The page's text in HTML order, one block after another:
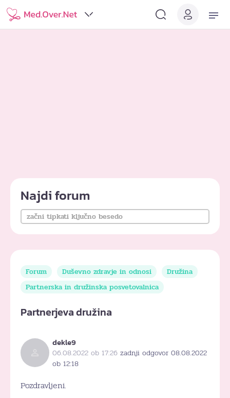
Najdi forum
Forum Duševno zdravje in odnosi
Družina
Partnerska in družinska posvetovalnica
Partnerjeva družina
dekle9
06.08.2022 ob 17:26 zadnji odgovor 08.08.2022
ob 12:18
Pozdravljeni.